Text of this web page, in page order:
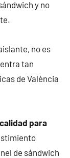
y no
no es
tan
de València
para
de sándwich